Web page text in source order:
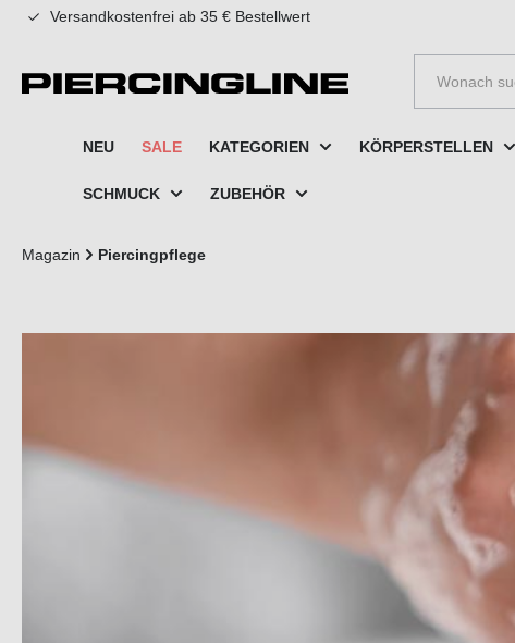
springen Zur Hauptnavigation springen
Versandkostenfrei ab 35 € Bestellwert
NEU SALE KATEGORIEN KÖRPERSTELLEN
SCHMUCK ZUBEHÖR
Magazin Piercingpflege